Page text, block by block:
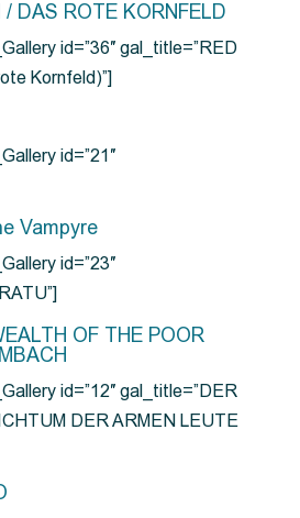
/ DAS ROTE KORNFELD
id=”36″ gal_title=”RED
Kornfeld)”]
id=”21″
Vampyre
id=”23″
OF THE POOR
id=”12″ gal_title=”DER
DER ARMEN LEUTE